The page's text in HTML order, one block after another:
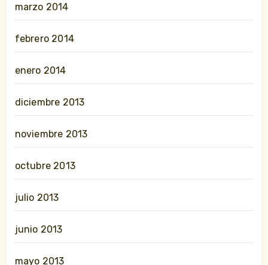
marzo 2014
febrero 2014
enero 2014
diciembre 2013
noviembre 2013
octubre 2013
julio 2013
junio 2013
mayo 2013